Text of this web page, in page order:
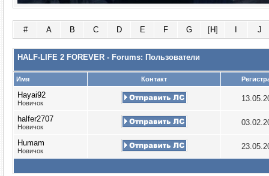
# A B C D E F G [H] J
HALF-LIFE 2 FOREVER - Forums: Пользователи
Имя Контакт
Hayai92
Новичок
halfer2707
Новичок
Humam
Новичок